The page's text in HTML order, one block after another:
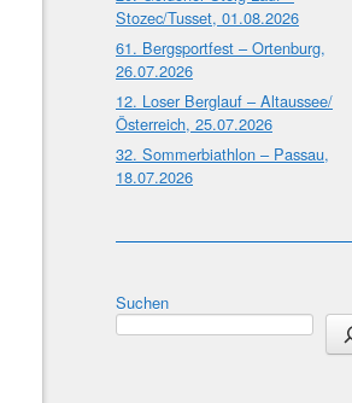
Stozec/Tusset, 01.08.2026
61. Bergsportfest – Ortenburg,
26.07.2026
12. Loser Berglauf – Altaussee/
Österreich, 25.07.2026
32. Sommerbiathlon – Passau,
18.07.2026
Suchen